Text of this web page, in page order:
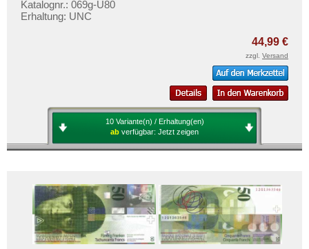
Katalognr.: 069g-U80
Erhaltung: UNC
44,99 €
zzgl. Versand
10 Variante(n) / Erhaltung(en)
ab verfügbar: Jetzt zeigen